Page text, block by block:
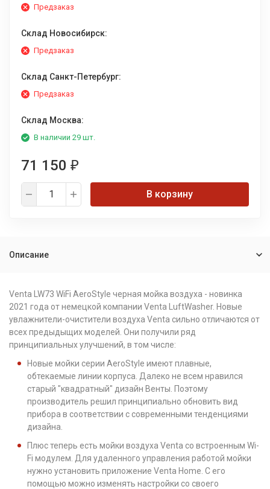
Предзаказ
Склад Новосибирск:
Предзаказ
Склад Санкт-Петербург:
Предзаказ
Склад Москва:
В наличии 29 шт.
71 150 ₽
В корзину
Описание
Venta LW73 WiFi AeroStyle черная мойка воздуха - новинка
2021 года от немецкой компании Venta LuftWasher. Новые
увлажнители-очистители воздуха Venta сильно отличаются от
всех предыдыщих моделей. Они получили ряд
принципиальных улучшений, в том числе:
Новые мойки серии AeroStyle имеют плавные,
обтекаемые линии корпуса. Далеко не всем нравился
старый "квадратный" дизайн Венты. Поэтому
производитель решил принципиально обновить вид
прибора в соответствии с современными тенденциями
дизайна.
Плюс теперь есть мойки воздуха Venta со встроенным Wi-
Fi модулем. Для удаленного управления работой мойки
нужно установить приложение Venta Home. C его
помощью можно изменять настройки со своего